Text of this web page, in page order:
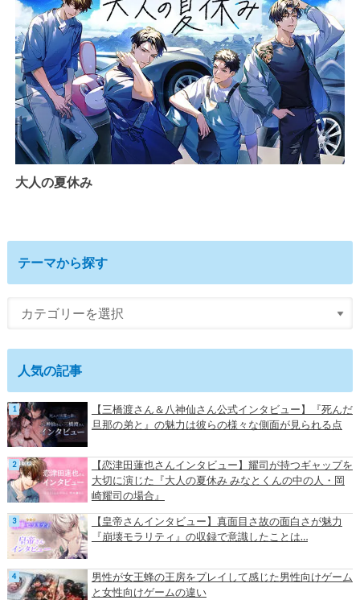
大人の夏休み
テーマから探す
人気の記事
【三橋渡さん＆八神仙さん公式インタビュー】『死んだ
旦那の弟と』の魅力は彼らの様々な側面が見られる点
【恋津田蓮也さんインタビュー】耀司が持つギャップを
大切に演じた『大人の夏休み みなとくんの中の人・岡
崎耀司の場合』
【皇帝さんインタビュー】真面目さ故の面白さが魅力
『崩壊モラリティ』の収録で意識したことは…
男性が女王蜂の王房をプレイして感じた男性向けゲーム
と女性向けゲームの違い